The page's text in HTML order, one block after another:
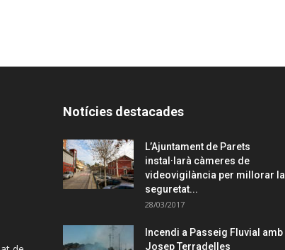
Notícies destacades
L’Ajuntament de Parets
instal·larà càmeres de
videovigilància per millorar la
seguretat...
28/03/2017
Incendi a Passeig Fluvial amb
Josep Terradelles